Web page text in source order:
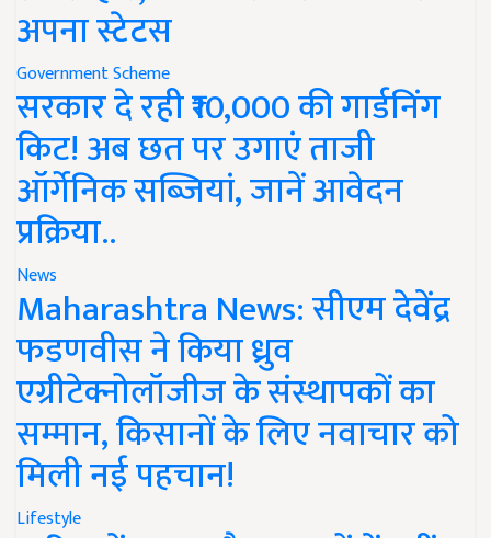
अपना स्टेटस
Government Scheme
सरकार दे रही ₹10,000 की गार्डनिंग
किट! अब छत पर उगाएं ताजी
ऑर्गेनिक सब्जियां, जानें आवेदन
प्रक्रिया..
News
Maharashtra News: सीएम देवेंद्र
फडणवीस ने किया ध्रुव
एग्रीटेक्नोलॉजीज के संस्थापकों का
सम्मान, किसानों के लिए नवाचार को
मिली नई पहचान!
Lifestyle